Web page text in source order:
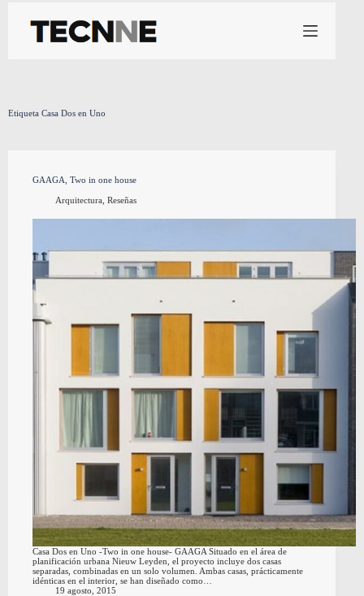
contenido
Etiqueta Casa Dos en Uno
GAAGA, Two in one house
Arquitectura, Reseñas
Casa Dos en Uno -Two in one house- GAAGA Situado en el área de
planificación urbana Nieuw Leyden, el proyecto incluye dos casas
separadas, combinadas en un solo volumen. Ambas casas, prácticamente
idénticas en el interior, se han diseñado como…
19 agosto, 2015